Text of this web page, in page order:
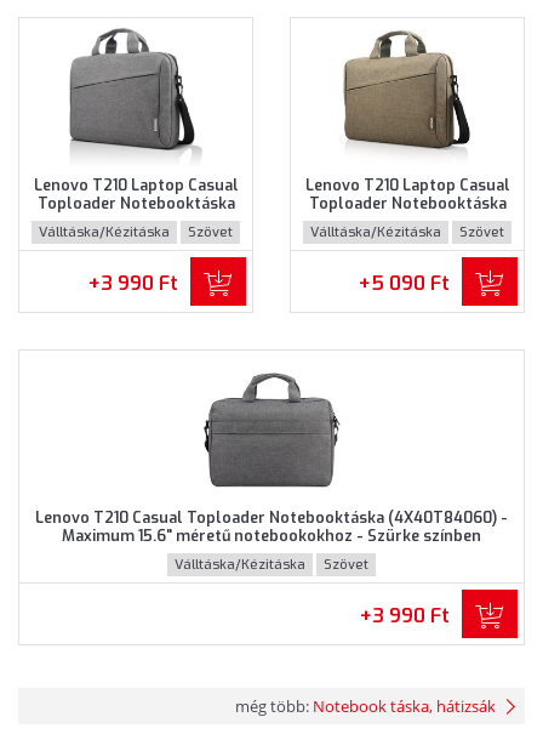
Lenovo T210 Laptop Casual
Toploader Notebooktáska
(GX40Q17231) - Maximum
15.6" méretű notebookokhoz
- Szürke színben
Válltáska/Kézitáska Szövet
+3 990 Ft
Lenovo T210 Laptop Casual
Toploader Notebooktáska
(GX40Q17232) - Maximum
15.6" méretű notebookokhoz
- Barna színben
Válltáska/Kézitáska Szövet
+5 090 Ft
Lenovo T210 Casual Toploader Notebooktáska (4X40T84060) -
Maximum 15.6" méretű notebookokhoz - Szürke színben
Válltáska/Kézitáska Szövet
+3 990 Ft
még több: Notebook táska, hátizsák